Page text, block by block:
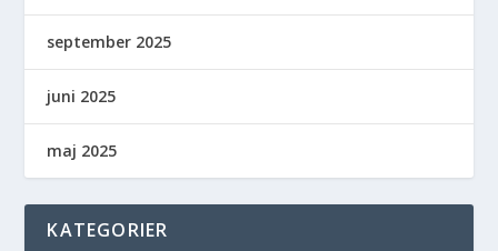
september 2025
juni 2025
maj 2025
KATEGORIER